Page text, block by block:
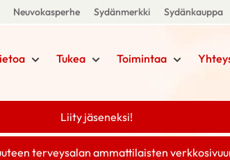
Neuvokasperhe Sydänmerkki Sydänkauppa
Tukea Toimintaa
Liity jäseneksi!
terveysalan ammattilaisten